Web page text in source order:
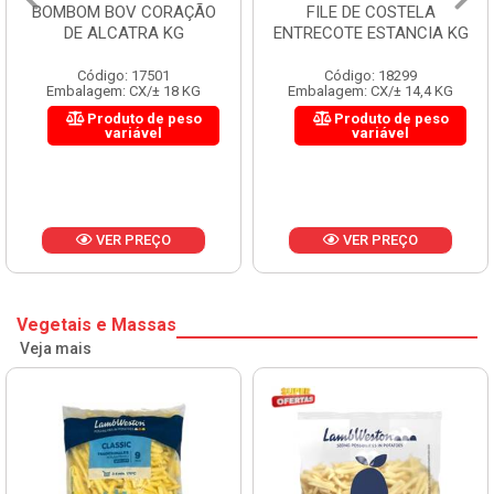
BOMBOM BOV CORAÇÃO
DE ALCATRA KG
Código: 17501
Embalagem: CX/± 18 KG
Produto de peso
variável
VER PREÇO
FILE DE COSTELA
ENTRECOTE ESTANCIA KG
Código: 18299
Embalagem: CX/± 14,4 KG
Produto de peso
variável
VER PREÇO
Vegetais e Massas
Veja mais